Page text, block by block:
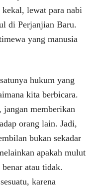
lewat para nabi
di Perjanjian Baru.
yang manusia
hukum yang
kita berbicara.
jangan memberikan
orang lain. Jadi,
bukan sekadar
apakah mulut
atau tidak.
karena